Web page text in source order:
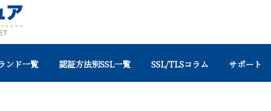
ンド一覧 認証方法別SSL一覧 SSL/TLSコラム サポート